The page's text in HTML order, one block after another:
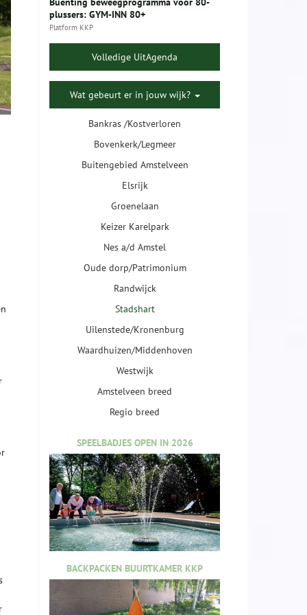
plussers: GYM-INN 80+
Platform KKP
Volledige UitAgenda
Wat gebeurt er in jouw wijk?
Bankras /Kostverloren
Bovenkerk/Legmeer
Buitengebied Amstelveen
Elsrijk
Groenelaan
Keizer Karelpark
Nes a/d Amstel
Oude dorp/Patrimonium
Randwijck
Stadshart
Uilenstede/Kronenburg
Waardhuizen/Middenhoven
Westwijk
Amstelveen breed
Regio breed
SPEELBADJES OPEN IN 2026
BACKPACKEN BUURTKAMER KKP